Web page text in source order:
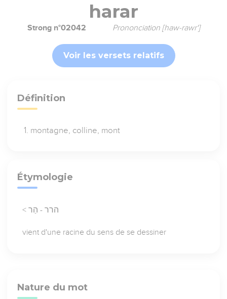
harar
Strong n°02042 Prononciation [haw-rawr']
Voir les versets relatifs
Définition
montagne, colline, mont
Étymologie
< הרר - הַר
vient d'une racine du sens de se dessiner
Nature du mot